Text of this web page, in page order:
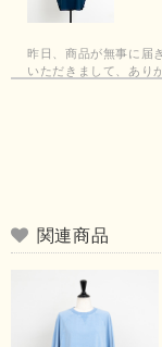
昨日、商品が無事に届
いただきまして、あり
この度は商
お手元に届
材感。 楽し
まいした。
関連商品